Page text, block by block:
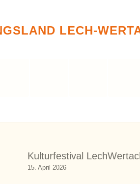
LECH-
Kulturfestival
15. April 2026